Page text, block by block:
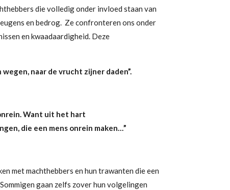
die volledig onder invloed staan van
en bedrog. Ze confronteren ons onder
en kwaadaardigheid. Deze
naar de vrucht zijner daden”.
Want uit het hart
die een mens onrein maken…”
met machthebbers en hun trawanten die een
Sommigen gaan zelfs zover hun volgelingen